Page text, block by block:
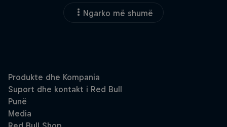
Ngarko më shumë